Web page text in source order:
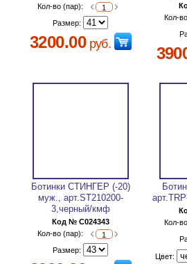
Кол-во (пар):
Размер:
3200.00руб.
Кол-
Ботинки СТИНГЕР (-20)
муж., арт.ST210200-
3,черный/кмф
Код № C024343
Кол-во (пар):
Размер:
Кол-
Цвет: